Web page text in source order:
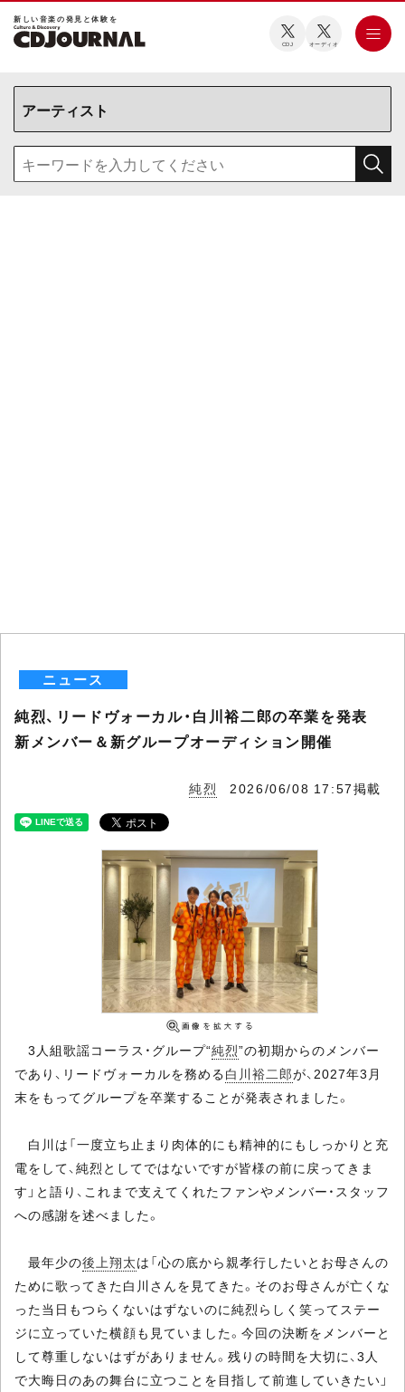
新しい⾳楽の発⾒と体験を
CDJ オーディオ
ニュース
純烈、リードヴォーカル・白川裕二郎の卒業を発表
新メンバー＆新グループオーディション開催
純烈 2026/06/08 17:57掲載
3人組歌謡コーラス・グループ“純烈”の初期からのメンバー
であり、リードヴォーカルを務める白川裕二郎が、2027年3月
末をもってグループを卒業することが発表されました。
白川は「一度立ち止まり肉体的にも精神的にもしっかりと充
電をして、純烈としてではないですが皆様の前に戻ってきま
す」と語り、これまで支えてくれたファンやメンバー・スタッフ
への感謝を述べました。
最年少の後上翔太は「心の底から親孝行したいとお母さんの
ために歌ってきた白川さんを見てきた。そのお母さんが亡くな
った当日もつらくないはずないのに純烈らしく笑ってステー
ジに立っていた横顔も見ていました。今回の決断をメンバーと
して尊重しないはずがありません。残りの時間を大切に、3人
で大晦日のあの舞台に立つことを目指して前進していきたい」